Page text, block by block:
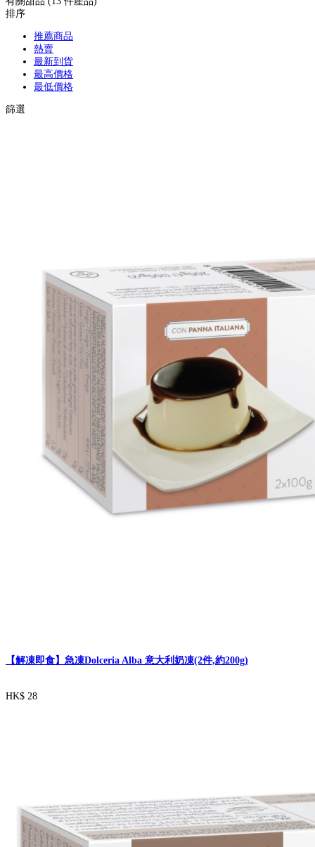
排序
推薦商品
熱賣
最新到貨
最高價格
最低價格
篩選
【解凍即食】急凍Dolceria Alba 意大利奶凍(2件,約200g)
HK$ 28